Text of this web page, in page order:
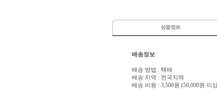
배송정보
배송 방법 : 택배
배송 지역 : 전국지역
배송 비용 : 3,500원 (50,000원 이